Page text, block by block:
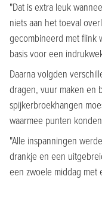
"Dat is extra leuk
niets aan het toeval
gecombineerd met flink
basis voor een
Daarna volgden
dragen, vuur maken en
spijkerbroekhangen
waarmee punten
"Alle inspanningen
drankje en een
een zwoele middag met